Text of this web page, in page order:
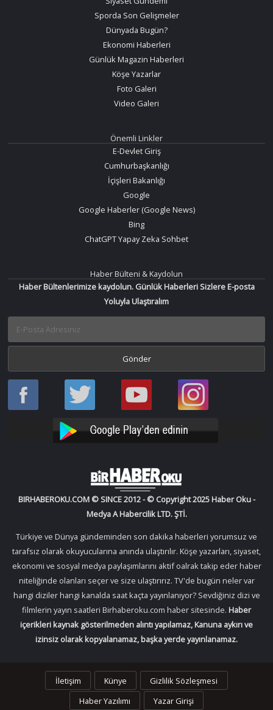
Sporda Son Gelişmeler
Dünyada Bugün?
Ekonomi Haberleri
Günlük Magazin Haberleri
Köşe Yazarlar
Foto Galeri
Video Galeri
Önemli Linkler
E-Devlet Giriş
Cumhurbaşkanlığı
İçişleri Bakanlığı
Google
Google Haberler (Google News)
Bing
ChatGPT Yapay Zeka Sohbet
Haber Bülteni & Kaydolun
Haber Bültenlerimize kaydolun. Günlük Haberleri Sizlere E-posta
Yoluyla Ulaştıralım
Haber
Oku
Haber
Oku
Bir
Haber
YouTube
Bir
Haber
Instagram
BIRHABEROKU.COM © SINCE 2012 - © Copyright 2025 Haber Oku -
Medya A Habercilik LTD. ŞTİ.
Türkiye ve Dünya gündeminden son dakika haberleri yorumsuz ve
tarafsız olarak okuyucularına anında ulaştırılır. Köşe yazarları, siyaset,
ekonomi ve sosyal medya paylaşımlarını aktif oalrak takip eder haber
niteliğinde olanları seçer ve size ulaştırırız. TV'de bugün neler var
hangi diziler hangi kanalda saat kaçta yayınlanıyor? Sevdiğiniz dizi ve
filmlerin yayın saatleri Birhaberoku.com haber sitesinde. Haber
içerikleri kaynak gösterilmeden alıntı yapılamaz, Kanuna aykırı ve
izinsiz olarak kopyalanamaz, başka yerde yayınlanamaz.
İletişim Künye
Gizlilik Sözleşmesi
Haber Yazılımı
Yazar Girişi